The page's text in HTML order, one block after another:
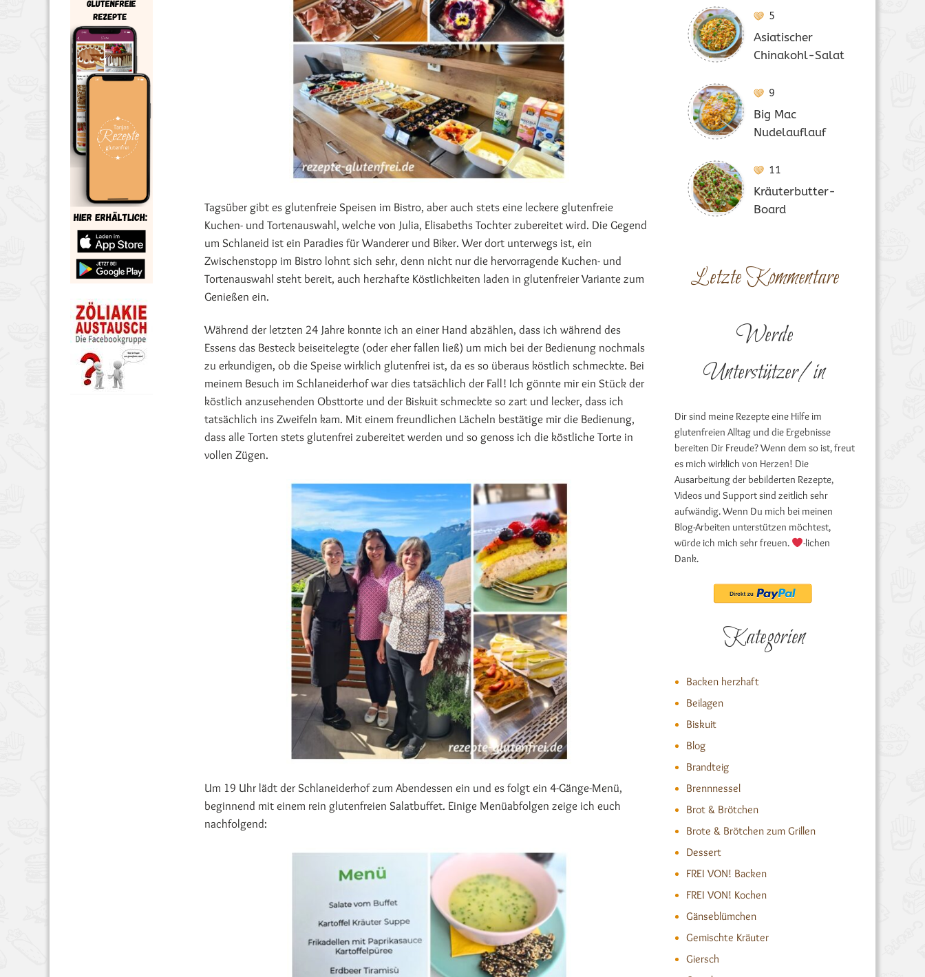
Tagsüber gibt es glutenfreie Speisen im Bistro, aber auch stets eine leckere glutenfreie
Kuchen- und Tortenauswahl, welche von Julia, Elisabeths Tochter zubereitet wird. Die Gegend
um Schlaneid ist ein Paradies für Wanderer und Biker. Wer dort unterwegs ist, ein
Zwischenstopp im Bistro lohnt sich sehr, denn nicht nur die hervorragende Kuchen- und
Tortenauswahl steht bereit, auch herzhafte Köstlichkeiten laden in glutenfreier Variante zum
Genießen ein.
Während der letzten 24 Jahre konnte ich an einer Hand abzählen, dass ich während des
Essens das Besteck beiseitelegte (oder eher fallen ließ) um mich bei der Bedienung nochmals
zu erkundigen, ob die Speise wirklich glutenfrei ist, da es so überaus köstlich schmeckte. Bei
meinem Besuch im Schlaneiderhof war dies tatsächlich der Fall! Ich gönnte mir ein Stück der
köstlich anzusehenden Obsttorte und der Biskuit schmeckte so zart und lecker, dass ich
tatsächlich ins Zweifeln kam. Mit einem freundlichen Lächeln bestätige mir die Bedienung,
dass alle Torten stets glutenfrei zubereitet werden und so genoss ich die köstliche Torte in
vollen Zügen.
Um 19 Uhr lädt der Schlaneiderhof zum Abendessen ein und es folgt ein 4-Gänge-Menü,
beginnend mit einem rein glutenfreien Salatbuffet. Einige Menüabfolgen zeige ich euch
nachfolgend:
5
Asiatischer
Chinakohl-Salat
9
Big Mac
Nudelauflauf
11
Kräuterbutter-
Board
Letzte Kommentare
Werde
Unterstützer/in
Dir sind meine Rezepte eine Hilfe im
glutenfreien Alltag und die Ergebnisse
bereiten Dir Freude? Wenn dem so ist, freut
es mich wirklich von Herzen! Die
Ausarbeitung der bebilderten Rezepte,
Videos und Support sind zeitlich sehr
aufwändig. Wenn Du mich bei meinen
Blog-Arbeiten unterstützen möchtest,
würde ich mich sehr freuen.
-lichen
Dank.
Kategorien
Backen herzhaft
Beilagen
Biskuit
Blog
Brandteig
Brennnessel
Brot & Brötchen
Brote & Brötchen zum Grillen
Dessert
FREI VON! Backen
FREI VON! Kochen
Gänseblümchen
Gemischte Kräuter
Giersch